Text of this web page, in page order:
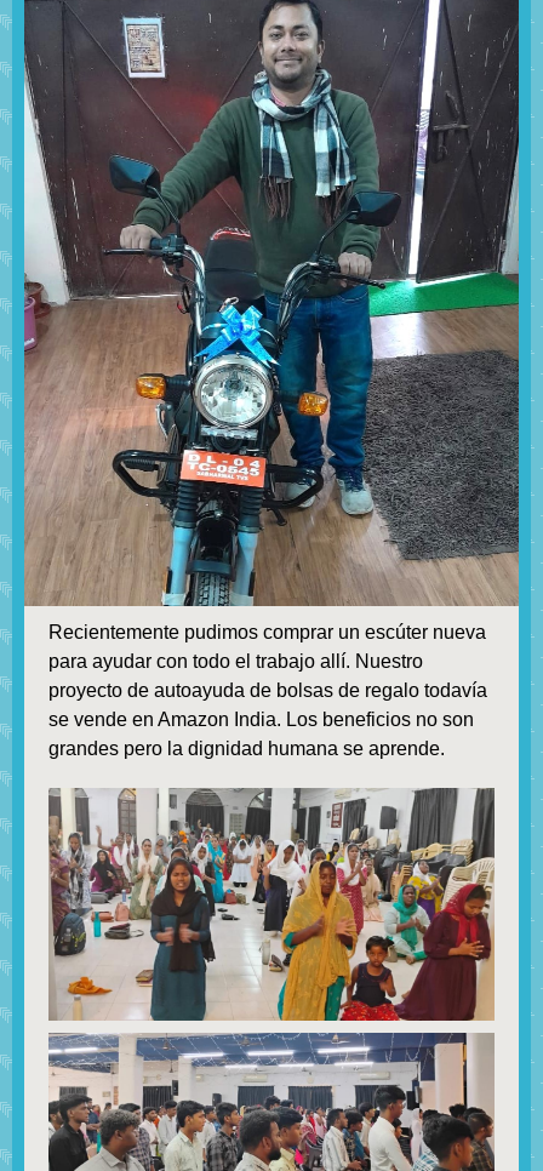
Recientemente pudimos comprar un escúter nueva
para ayudar con todo el trabajo allí. Nuestro
proyecto de autoayuda de bolsas de regalo todavía
se vende en Amazon India. Los beneficios no son
grandes pero la dignidad humana se aprende.